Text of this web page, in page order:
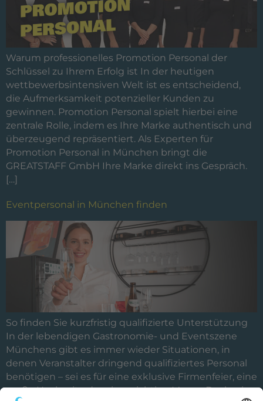
Warum professionelles Promotion Personal der
Schlüssel zu Ihrem Erfolg ist In der heutigen
wettbewerbsintensiven Welt ist es entscheidend,
die Aufmerksamkeit potenzieller Kunden zu
gewinnen. Promotion Personal spielt hierbei eine
zentrale Rolle, indem es Ihre Marke authentisch und
überzeugend repräsentiert. Als Experten für
Promotion Personal in München bringt die
GREATSTAFF GmbH Ihre Marke direkt ins Gespräch.
[…]
Eventpersonal in München finden
So finden Sie kurzfristig qualifizierte Unterstützung
In der lebendigen Gastronomie- und Eventszene
Münchens gibt es immer wieder Situationen, in
denen Veranstalter dringend qualifiziertes Personal
benötigen – sei es für eine exklusive Firmenfeier, eine
große Hochzeit oder eine wichtige Messe. Doch wie